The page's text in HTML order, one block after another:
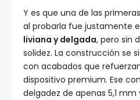
Y es que una de las
al probarla fue justamente
liviana y delgada, pero sin
solidez. La construcción se
con acabados que
dispositivo premium. Ese
delgadez de apenas 5,1